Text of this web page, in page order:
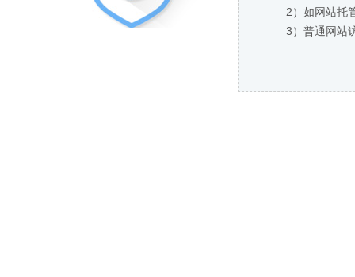
2）如网站托
3）普通网站